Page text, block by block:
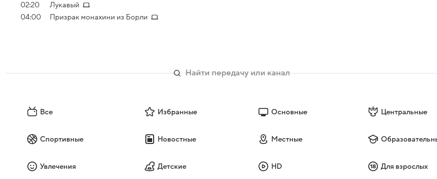
02:20
Лукавый
04:00
Призрак монахини из Борли
Все Избранные Основные Центральные
Спортивные Новостные Местные
Увлечения Детские HD Для взрослых